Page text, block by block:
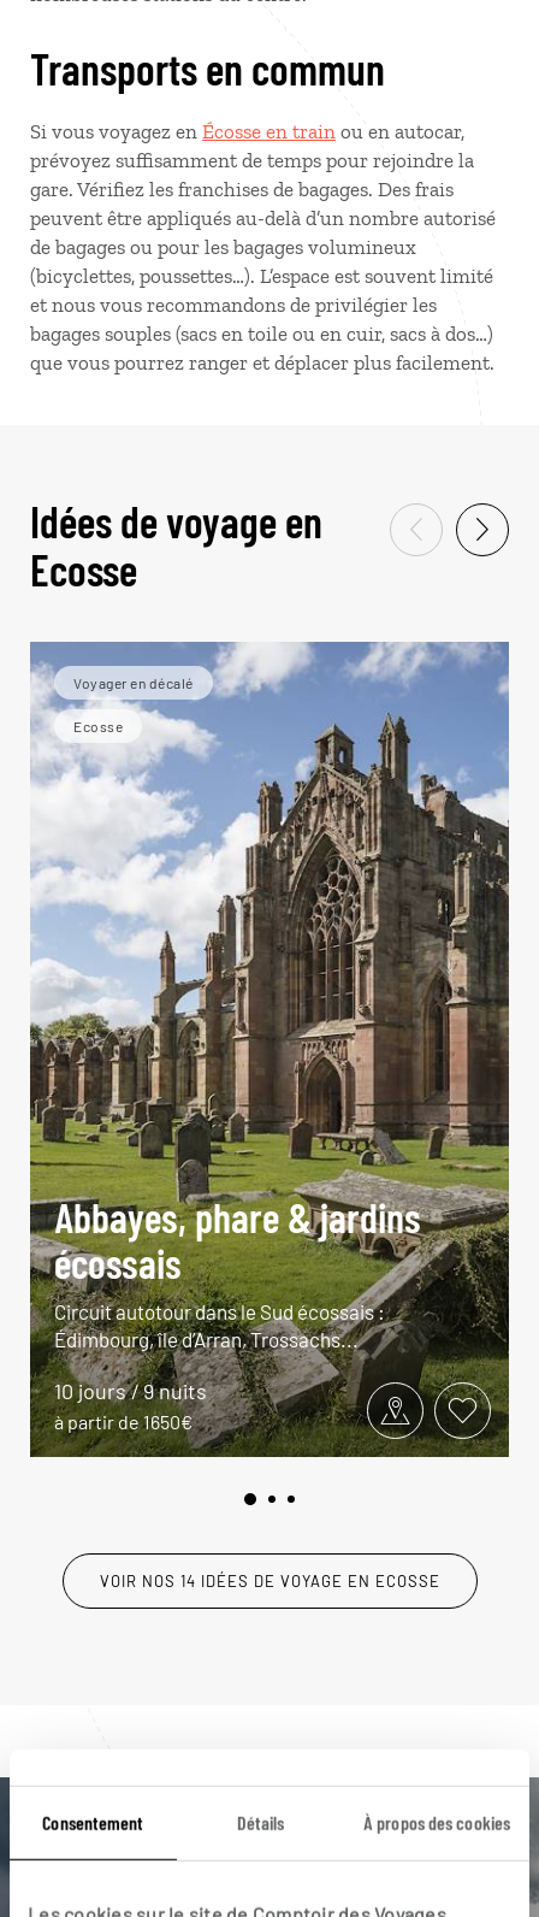
Consentement Détails À propos des cookies
Transports en commun
Si vous voyagez en Écosse en train ou en autocar,
prévoyez suffisamment de temps pour rejoindre la
gare. Vérifiez les franchises de bagages. Des frais
peuvent être appliqués au-delà d’un nombre autorisé
de bagages ou pour les bagages volumineux
(bicyclettes, poussettes…). L’espace est souvent limité
et nous vous recommandons de privilégier les
bagages souples (sacs en toile ou en cuir, sacs à dos…)
que vous pourrez ranger et déplacer plus facilement.
Idées de voyage en
Ecosse
Voyager en décalé
Ecosse
Abbayes, phare & jardins
écossais
Circuit autotour dans le Sud écossais :
Édimbourg, île d’Arran, Trossachs...
10 jours / 9 nuits
à partir de 1650€
VOIR NOS 14 IDÉES DE VOYAGE EN ECOSSE
Luciole,
l'appli qui vous guide en Ecosse